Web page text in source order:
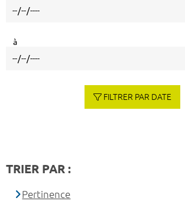
à
FILTRER PAR DATE
TRIER PAR :
Pertinence